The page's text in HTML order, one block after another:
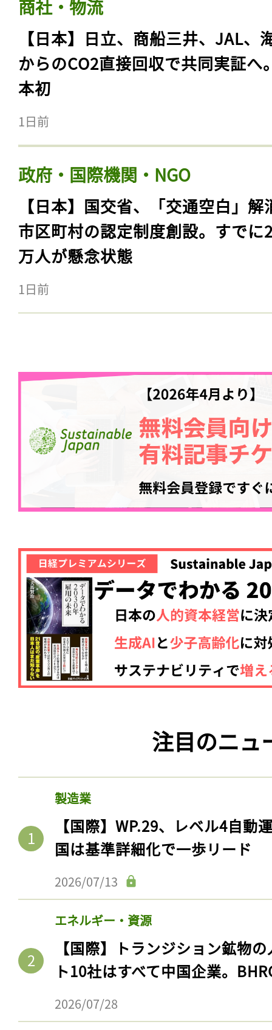
商社・物流
【日本】日立、商船三井、JAL、
からのCO2直接回収で共同実証へ
本初
1日前
政府・国際機関・NGO
【日本】国交省、「交通空白」解
市区町村の認定制度創設。すでに
万人が懸念状態
1日前
注目のニュ
製造業
【国際】WP.29、レベル4自動
国は基準詳細化で一歩リード
2026/07/13
エネルギー・資源
【国際】トランジション鉱物
ト10社はすべて中国企業。
2026/07/28